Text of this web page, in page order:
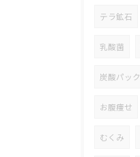
テラ鉱石
乳酸菌
炭酸パック
お腹痩せ
むくみ